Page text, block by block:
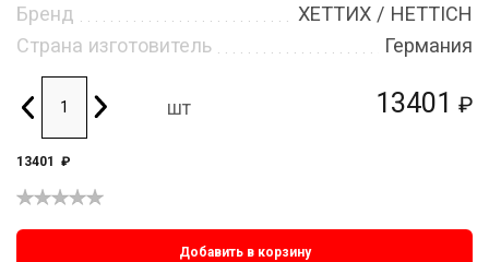
13401 ₽
Бренд
ХЕТТИХ / HETTICH
Страна изготовитель
Германия
шт
13401 ₽
Добавить в корзину